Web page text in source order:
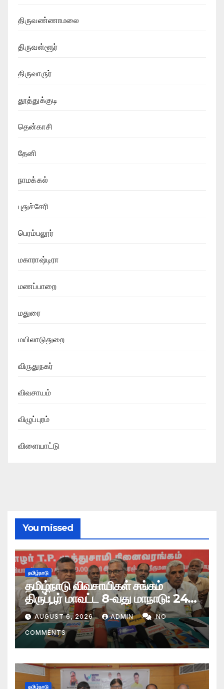
திருவண்ணாமலை
திருவள்ளூர்
திருவாருர்
தூத்துக்குடி
தென்காசி
தேனி
நாமக்கல்
புதுச்சேரி
பெரம்பலூர்
மகாராஷ்டிரா
மணப்பாறை
மதுரை
மயிலாடுதுறை
விருதுநகர்
விவசாயம்
விழுப்புரம்
விளையாட்டு
You missed
தமிழ்நாடு
தமிழ்நாடு விவசாயிகள் சங்கம்
திருப்பூர் மாவட்ட 8-வது மாநாடு: 24
தீர்மானங்கள் நிறைவேற்றம்
AUGUST 6, 2026 ADMIN NO
COMMENTS
தமிழ்நாடு